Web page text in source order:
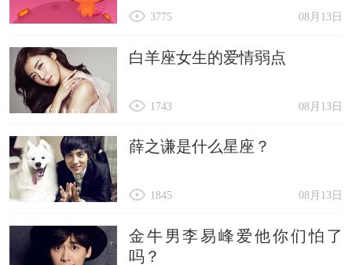
08月13日
3775
白羊座女生的爱情弱点
08月13日
1743
薛之谦是什么星座？
08月13日
1845
金牛男李易峰爱他你们怕了
吗？